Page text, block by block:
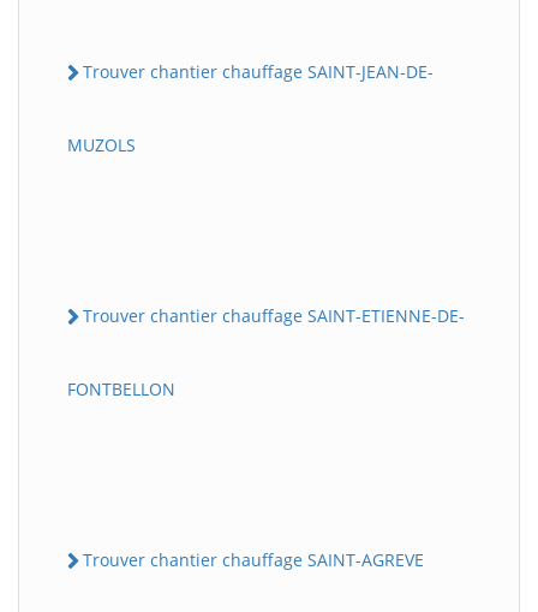
Trouver chantier chauffage SAINT-JEAN-DE-
MUZOLS
Trouver chantier chauffage SAINT-ETIENNE-DE-
FONTBELLON
Trouver chantier chauffage SAINT-AGREVE